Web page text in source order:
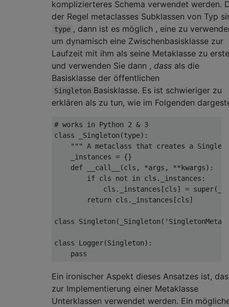
komplizierteres Schema verwendet werden.
der Regel metaclasses Subklassen von Typ
type , dann ist es möglich , eine zu
um dynamisch eine Zwischenbasisklasse zur
Laufzeit mit ihm als seine Metaklasse zu
und verwenden Sie dann , dass als die
Basisklasse der öffentlichen
Singleton Basisklasse. Es ist schwieriger zu
erklären als zu tun, wie im Folgenden
# works in Python 2 & 3
class
_Singleton (type):
""" A metaclass that creates a
    _instances
= {}
def __call__ (cls , *args , **kwargs):
if cls not in cls . _instances :
            cls
. _instances [cls] = super(
return cls . _instances [cls]
class Singleton ( _Singleton ( 'SingletonMeta'
class Logger(Singleton):
pass
Ein ironischer Aspekt dieses Ansatzes ist,
zur Implementierung einer Metaklasse
Unterklassen verwendet werden. Ein